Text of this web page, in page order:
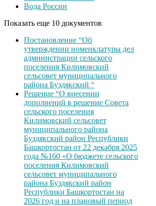
Вода России
Показать еще 10 документов
Постановление “Об
утверждении номенклатуры дел
администрации сельского
поселения Килимовский
сельсовет муниципального
района Буздякский “
Решение “О внесении
дополнений в решение Совета
сельского поселения
Килимовский сельсовет
муниципального района
Буздякский район Республики
Башкортостан от 22 декабря 2025
года №160 «О бюджете сельского
поселения Килимовский
сельсовет муниципального
района Буздякский район
Республики Башкортостан на
2026 год и на плановый период